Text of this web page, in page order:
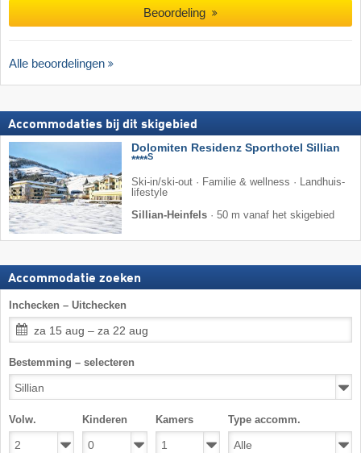
Beoordeling
Alle beoordelingen
Accommodaties bij dit skigebied
Dolomiten Residenz Sporthotel Sillian
****S
Ski-in/ski-out · Familie & wellness · Landhuis-
lifestyle
Sillian-Heinfels · 50 m vanaf het skigebied
Accommodatie zoeken
Inchecken – Uitchecken
za 15 aug – za 22 aug
Bestemming – selecteren
Volw. Kinderen Kamers Type accomm.